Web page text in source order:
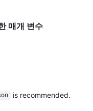
매개 변수
is recommended.